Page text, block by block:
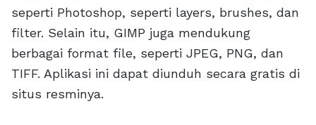
seperti Photoshop, seperti layers, brushes, dan
filter. Selain itu, GIMP juga mendukung
berbagai format file, seperti JPEG, PNG, dan
TIFF. Aplikasi ini dapat diunduh secara gratis di
situs resminya.